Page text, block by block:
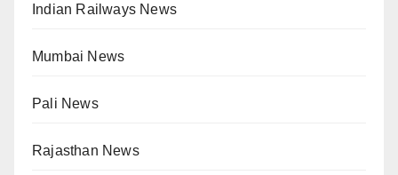
Indian Railways News
Mumbai News
Pali News
Rajasthan News